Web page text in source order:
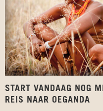
START VANDAAG NOG
REIS NAAR OEGANDA